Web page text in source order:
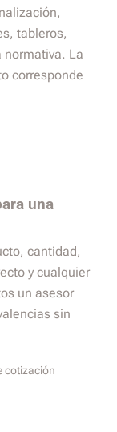
tableros,
normativa. La
corresponde
una
cantidad,
y cualquier
un asesor
sin
cotización